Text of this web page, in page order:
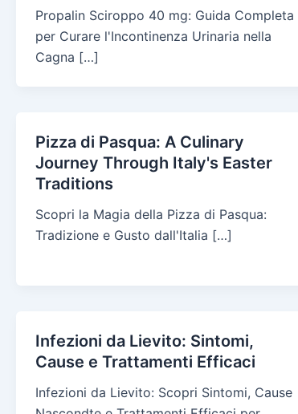
Propalin Sciroppo 40 mg: Guida Completa
per Curare l'Incontinenza Urinaria nella
Cagna […]
Pizza di Pasqua: A Culinary
Journey Through Italy's Easter
Traditions
Scopri la Magia della Pizza di Pasqua:
Tradizione e Gusto dall'Italia […]
Infezioni da Lievito: Sintomi,
Cause e Trattamenti Efficaci
Infezioni da Lievito: Scopri Sintomi, Cause